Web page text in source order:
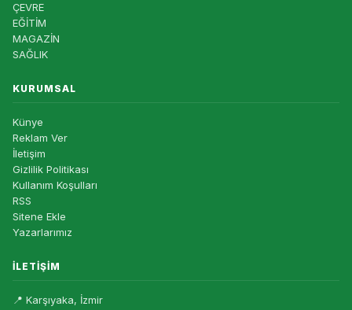
ÇEVRE
EĞİTİM
MAGAZİN
SAĞLIK
KURUMSAL
Künye
Reklam Ver
İletişim
Gizlilik Politikası
Kullanım Koşulları
RSS
Sitene Ekle
Yazarlarımız
İLETIŞIM
📍 Karşıyaka, İzmir